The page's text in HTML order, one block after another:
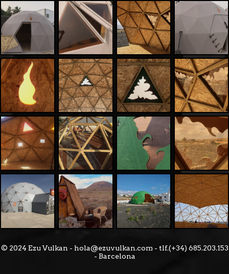
© 2024 Ezu Vulkan - hola@ezuvulkan.com - tlf.(+34) 685.203.153
- Barcelona